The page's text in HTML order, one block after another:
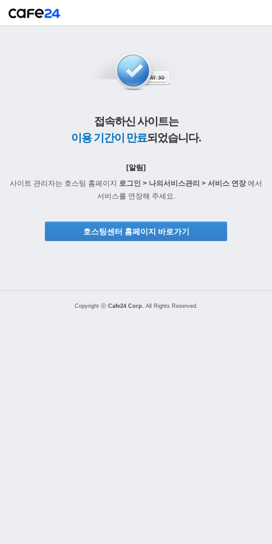
접속하신 사이트는
이용 기간이 만료되었습니다.
[알림]
사이트 관리자는 호스팅 홈페이지 로그인 > 나의서비스관리 > 서비스 연장에서
서비스를 연장해 주세요.
호스팅센터 홈페이지 바로가기
Copyright ⓒ Cafe24 Corp. All Rights Reserved.